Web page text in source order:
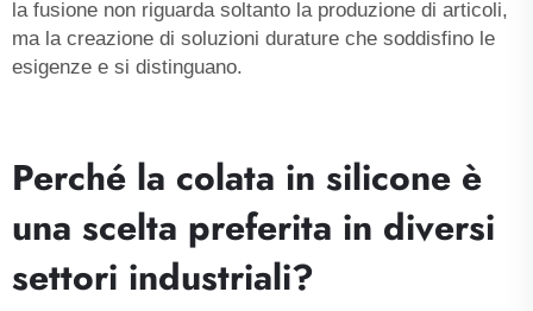
la fusione non riguarda soltanto la produzione di articoli,
ma la creazione di soluzioni durature che soddisfino le
esigenze e si distinguano.
Perché la colata in silicone è
una scelta preferita in diversi
settori industriali?